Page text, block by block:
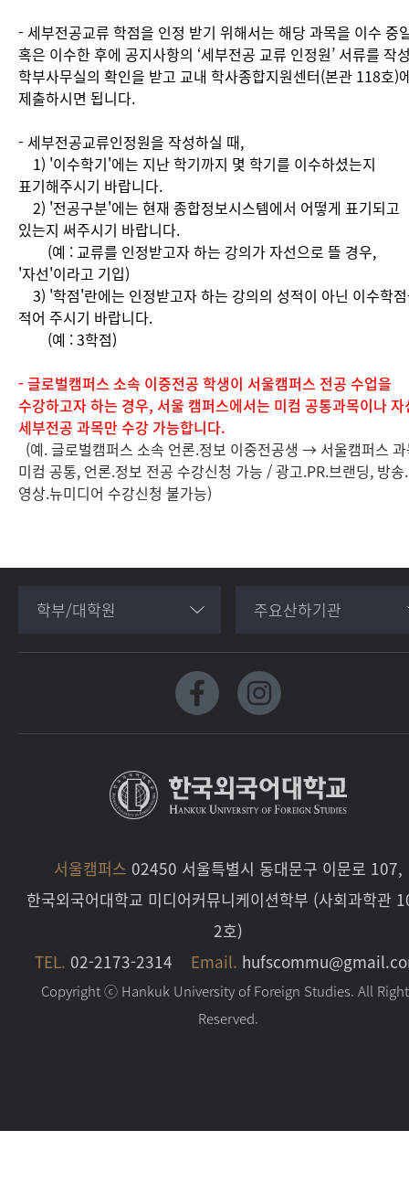
- 세부전공교류 학점을 인정 받기 위해서는 해당 과목을 이수 중
혹은 이수한 후에 공지사항의 ‘세부전공 교류 인정원’ 서류를 작
학부사무실의 확인을 받고 교내 학사종합지원센터(본관 118호)
제출하시면 됩니다.
- 세부전공교류인정원을 작성하실 때,
1) '이수학기'에는 지난 학기까지 몇 학기를 이수하셨는지
표기해주시기 바랍니다.
2) '전공구분'에는 현재 종합정보시스템에서 어떻게 표기되고
있는지 써주시기 바랍니다.
(예 : 교류를 인정받고자 하는 강의가 자선으로 뜰 경우,
'자선'이라고 기입)
3) '학점'란에는 인정받고자 하는 강의의 성적이 아닌 이수학
적어 주시기 바랍니다.
(예 : 3학점)
- 글로벌캠퍼스 소속 이중전공 학생이 서울캠퍼스 전공 수업을
수강하고자 하는 경우, 서울 캠퍼스에서는 미컴 공통과목이나 자
세부전공 과목만 수강 가능합니다.
(예. 글로벌캠퍼스 소속 언론.정보 이중전공생 → 서울캠퍼스
미컴 공통, 언론.정보 전공 수강신청 가능 / 광고.PR.브랜딩, 방송.
영상.뉴미디어 수강신청 불가능)
학부/대학원 주요산하기관
서울캠퍼스 02450 서울특별시 동대문구 이문로 107,
한국외국어대학교 미디어커뮤니케이션학부 (사회과학관
2호)
TEL. 02-2173-2314 Email.
Copyright ⓒ Hankuk University of Foreign Studies. All
Reserved.